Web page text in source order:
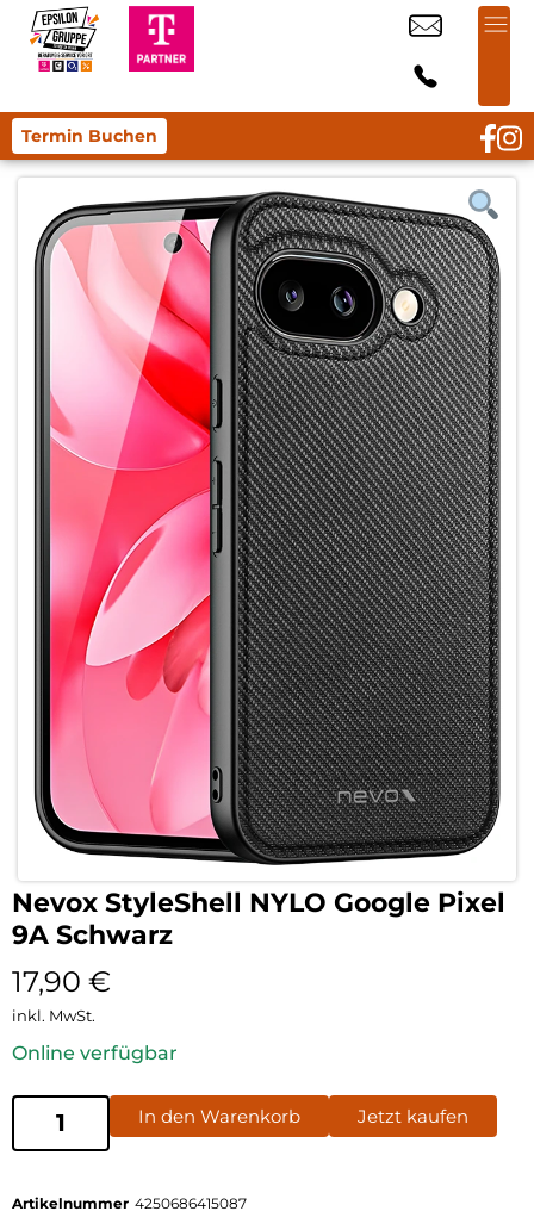
Termin Buchen
Nevox StyleShell NYLO Google Pixel
9A Schwarz
17,90 €
inkl. MwSt.
Online verfügbar
In den Warenkorb Jetzt kaufen
Artikelnummer 4250686415087